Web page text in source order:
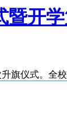
开
旗仪式。全